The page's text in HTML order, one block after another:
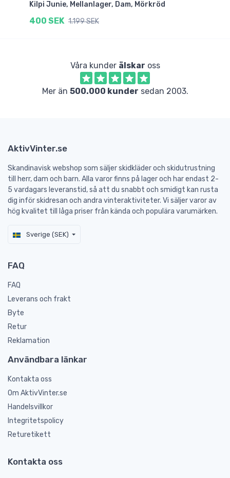
Kilpi Junie, Mellanlager, Dam, Mörkröd
400 SEK 1.199 SEK
Våra kunder älskar oss
Mer än 500.000 kunder sedan 2003.
AktivVinter.se
Skandinavisk webshop som säljer skidkläder och skidutrustning
till herr, dam och barn. Alla varor finns på lager och har endast 2-
5 vardagars leveranstid, så att du snabbt och smidigt kan rusta
dig inför skidresan och andra vinteraktiviteter. Vi säljer varor av
hög kvalitet till låga priser från kända och populära varumärken.
Sverige (SEK)
FAQ
FAQ
Leverans och frakt
Byte
Retur
Reklamation
Användbara länkar
Kontakta oss
Om AktivVinter.se
Handelsvillkor
Integritetspolicy
Returetikett
Kontakta oss